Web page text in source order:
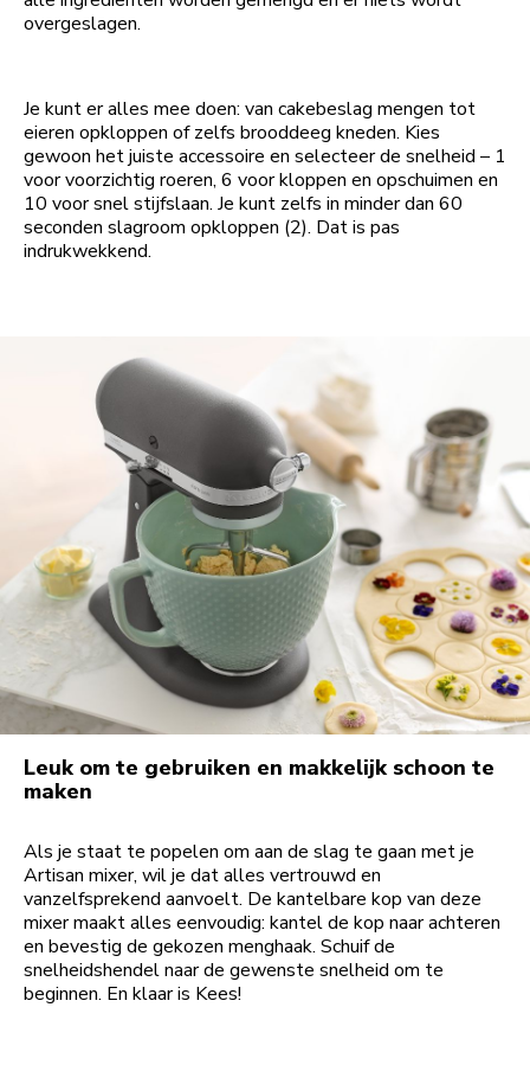
overgeslagen.
Je kunt er alles mee doen: van cakebeslag mengen tot
eieren opkloppen of zelfs brooddeeg kneden. Kies
gewoon het juiste accessoire en selecteer de snelheid – 1
voor voorzichtig roeren, 6 voor kloppen en opschuimen en
10 voor snel stijfslaan. Je kunt zelfs in minder dan 60
seconden slagroom opkloppen (2). Dat is pas
indrukwekkend.
Leuk om te gebruiken en makkelijk schoon te
maken
Als je staat te popelen om aan de slag te gaan met je
Artisan mixer, wil je dat alles vertrouwd en
vanzelfsprekend aanvoelt. De kantelbare kop van deze
mixer maakt alles eenvoudig: kantel de kop naar achteren
en bevestig de gekozen menghaak. Schuif de
snelheidshendel naar de gewenste snelheid om te
beginnen. En klaar is Kees!